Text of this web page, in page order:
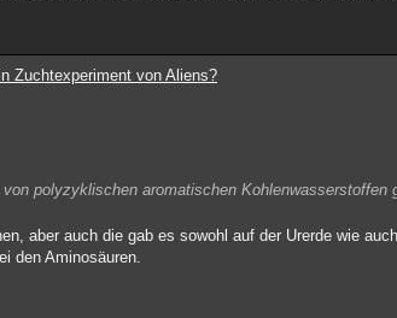
Zuchtexperiment von Aliens?
polyzyklischen aromatischen Kohlenwasserstoffen
aber auch die gab es sowohl auf der Urerde wie
den Aminosäuren.